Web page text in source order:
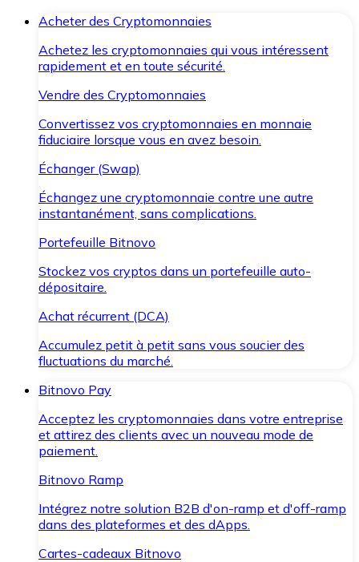
Acheter des Cryptomonnaies
Achetez les cryptomonnaies qui vous intéressent
rapidement et en toute sécurité.
Vendre des Cryptomonnaies
Convertissez vos cryptomonnaies en monnaie
fiduciaire lorsque vous en avez besoin.
Échanger (Swap)
Échangez une cryptomonnaie contre une autre
instantanément, sans complications.
Portefeuille Bitnovo
Stockez vos cryptos dans un portefeuille auto-
dépositaire.
Achat récurrent (DCA)
Accumulez petit à petit sans vous soucier des
fluctuations du marché.
Bitnovo Pay
Acceptez les cryptomonnaies dans votre entreprise
et attirez des clients avec un nouveau mode de
paiement.
Bitnovo Ramp
Intégrez notre solution B2B d'on-ramp et d'off-ramp
dans des plateformes et des dApps.
Cartes-cadeaux Bitnovo